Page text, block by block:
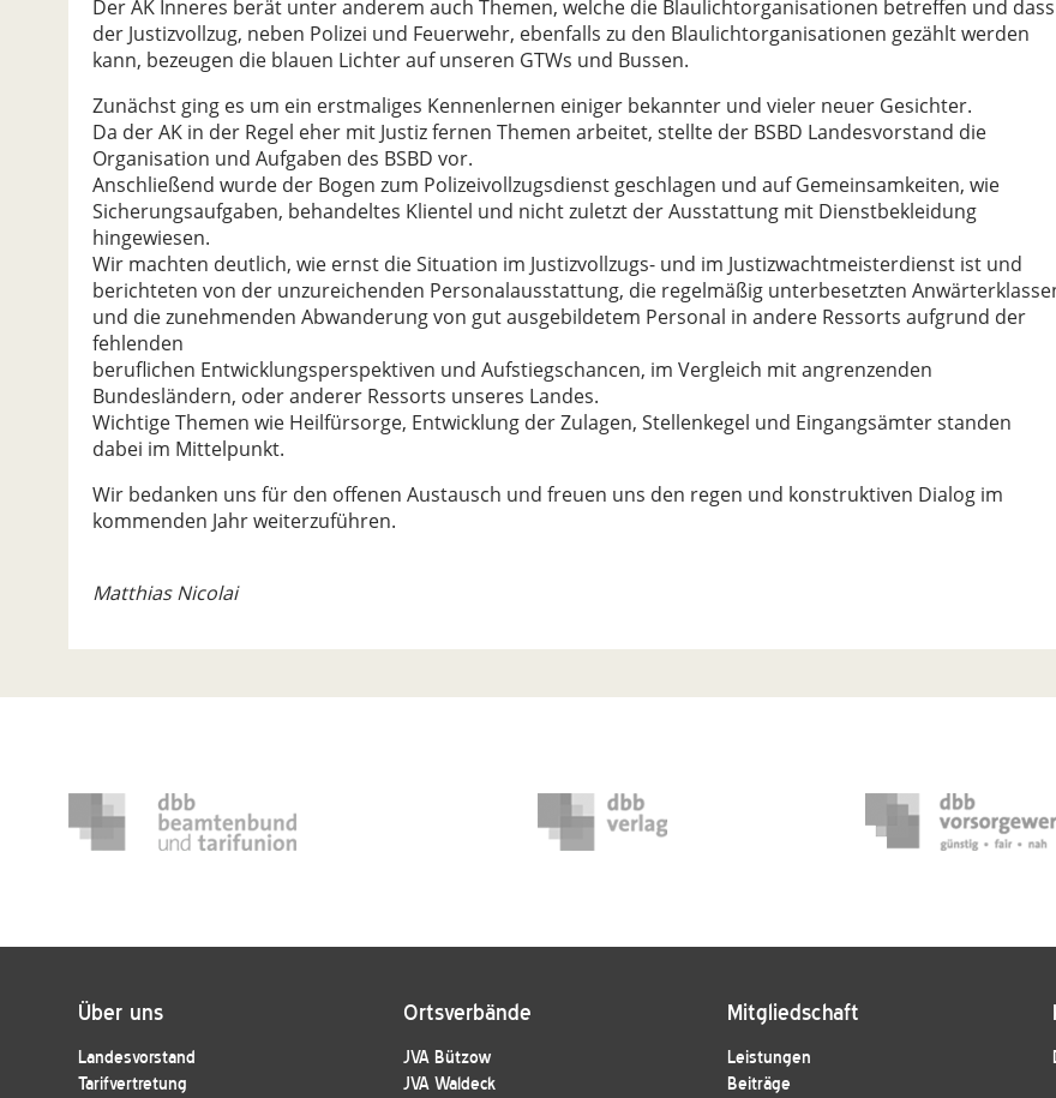
Der AK Inneres berät unter anderem auch Themen, welche die Blaulichtorganisationen betreffen und dass
der Justizvollzug, neben Polizei und Feuerwehr, ebenfalls zu den Blaulichtorganisationen gezählt werden
kann, bezeugen die blauen Lichter auf unseren GTWs und Bussen.
Zunächst ging es um ein erstmaliges Kennenlernen einiger bekannter und vieler neuer Gesichter.
Da der AK in der Regel eher mit Justiz fernen Themen arbeitet, stellte der BSBD Landesvorstand die
Organisation und Aufgaben des BSBD vor.
Anschließend wurde der Bogen zum Polizeivollzugsdienst geschlagen und auf Gemeinsamkeiten, wie
Sicherungsaufgaben, behandeltes Klientel und nicht zuletzt der Ausstattung mit Dienstbekleidung
hingewiesen.
Wir machten deutlich, wie ernst die Situation im Justizvollzugs- und im Justizwachtmeisterdienst ist und
berichteten von der unzureichenden Personalausstattung, die regelmäßig unterbesetzten
und die zunehmenden Abwanderung von gut ausgebildetem Personal in andere Ressorts aufgrund der
fehlenden
beruflichen Entwicklungsperspektiven und Aufstiegschancen, im Vergleich mit angrenzenden
Bundesländern, oder anderer Ressorts unseres Landes.
Wichtige Themen wie Heilfürsorge, Entwicklung der Zulagen, Stellenkegel und Eingangsämter standen
dabei im Mittelpunkt.
Wir bedanken uns für den offenen Austausch und freuen uns den regen und konstruktiven Dialog im
kommenden Jahr weiterzuführen.
Matthias Nicolai
Über uns
Landesvorstand
Tarifvertretung
Ortsverbände
JVA Bützow
JVA Waldeck
Mitgliedschaft
Leistungen
Beiträge